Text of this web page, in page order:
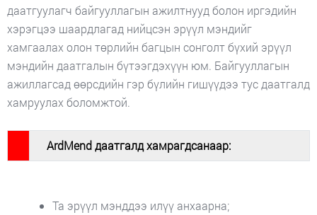
даатгуулагч байгууллагын ажилтнууд болон иргэдийн
хэрэгцээ шаардлагад нийцсэн эрүүл мэндийг
хамгаалах олон төрлийн багцын сонголт бүхий эрүүл
мэндийн даатгалын бүтээгдэхүүн юм. Байгууллагын
ажиллагсад өөрсдийн гэр бүлийн гишүүдээ тус даатгалд
хамруулах боломжтой.
ArdMend даатгалд хамрагдсанаар:
Та эрүүл мэнддээ илүү анхаарна;